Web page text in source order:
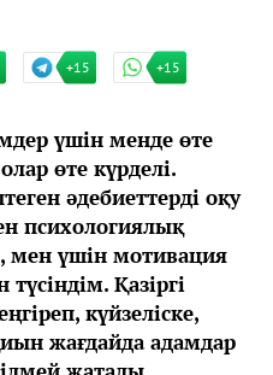
+15 +15
үшін менде өте
өте күрделі.
әдебиеттерді оқу
психологиялық
мен үшін мотивация
Қазіргі
күйзеліске,
жағдайда адамдар